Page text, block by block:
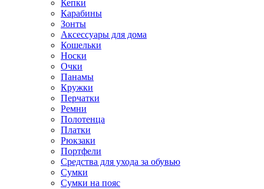
Кепки
Карабины
Зонты
Аксессуары для дома
Кошельки
Носки
Очки
Панамы
Кружки
Перчатки
Ремни
Полотенца
Платки
Рюкзаки
Портфели
Средства для ухода за обувью
Сумки
Сумки на пояс